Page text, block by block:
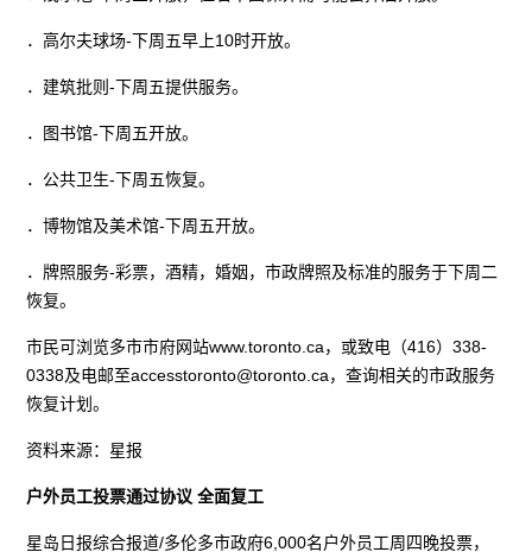
．高尔夫球场-下周五早上10时开放。
．建筑批则-下周五提供服务。
．图书馆-下周五开放。
．公共卫生-下周五恢复。
．博物馆及美术馆-下周五开放。
．牌照服务-彩票，酒精，婚姻，市政牌照及标准的服务于下周二
恢复。
市民可浏览多市市府网站www.toronto.ca，或致电（416）338-
0338及电邮至accesstoronto@toronto.ca，查询相关的市政服务
恢复计划。
资料来源：星报
户外员工投票通过协议 全面复工
星岛日报综合报道/多伦多市政府6,000名户外员工周四晚投票，